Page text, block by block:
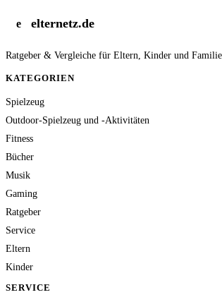
e elternetz.de
Ratgeber & Vergleiche für Eltern, Kinder und Familie
KATEGORIEN
Spielzeug
Outdoor-Spielzeug und -Aktivitäten
Fitness
Bücher
Musik
Gaming
Ratgeber
Service
Eltern
Kinder
SERVICE